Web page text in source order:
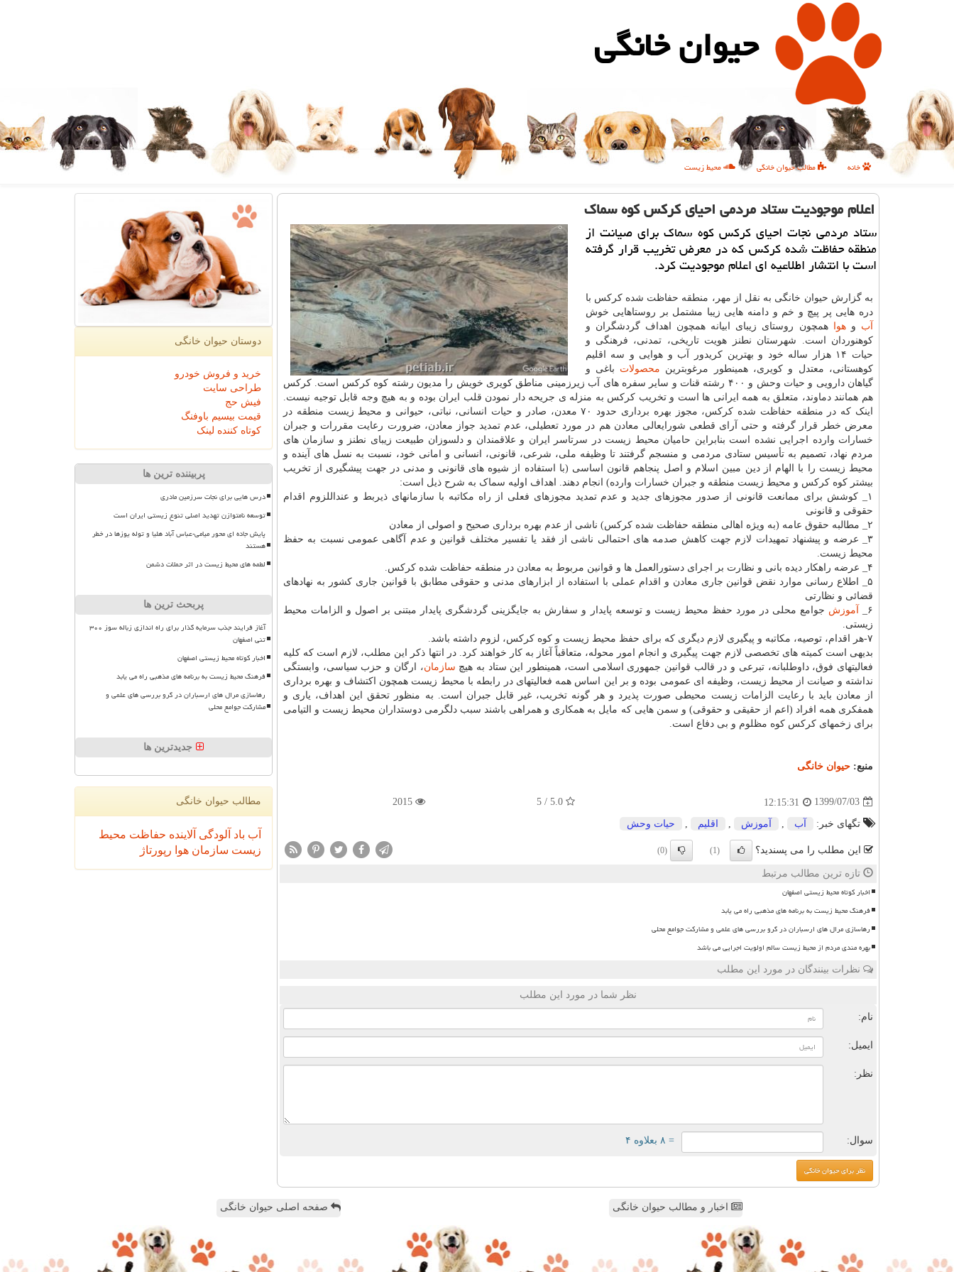
حیوان خانگی
خانه مطالب حیوان خانگی محیط زیست
اعلام موجودیت ستاد مردمی احیای كركس كوه سماك
ستاد مردمی نجات احیای كركس كوه سماك برای صیانت از
منطقه حفاظت شده كركس كه در معرض تخریب قرار گرفته
است با انتشار اطلاعیه ای اعلام موجودیت كرد.
به گزارش حیوان خانگی به نقل از مهر، منطقه حفاظت شده کرکس با
دره هایی پر پیچ و خم و دامنه هایی زیبا مشتمل بر روستاهایی خوش
آب وهوا
همچون روستای زیبای ابیانه همچون اهداف گردشگران و
کوهنوردان است. شهرستان نطنز هویت تاریخی، تمدنی، فرهنگی و
حیات ۱۴ هزار ساله خود و بهترین کریدور آب و هوایی و سه اقلیم
کوهستانی، معتدل و کویری، همینطور مرغوبترین محصولات باغی و
گیاهان دارویی و حیات وحش و ۴۰۰ رشته قنات و سایر سفره های آب زیرزمینی مناطق کویری خویش را مدیون رشته کوه کرکس است. کرکس
هم همانند دماوند، متعلق به همه ایرانی ها است و تخریب کرکس به منزله ی جریحه دار نمودن قلب ایران بوده و به هیچ وجه قابل توجیه نیست.
اینک که در منطقه حفاظت شده کرکس، مجوز بهره برداری حدود ۷۰ معدن، صادر و حیات انسانی، نباتی، حیوانی و محیط زیست منطقه در
معرض خطر قرار گرفته و حتی آرای قطعی شورایعالی معادن هم در مورد تعطیلی، عدم تمدید جواز معادن، ضرورت رعایت مقررات و جبران
خسارات وارده اجرایی نشده است بنابراین حامیان محیط زیست در سرتاسر ایران و علاقمندان و دلسوزان طبیعت زیبای نطنز و سازمان های
مردم نهاد، تصمیم به تأسیس ستادی مردمی و منسجم گرفتند تا وظیفه ملی، شرعی، قانونی، انسانی و امانی خود، نسبت به نسل های آینده و
محیط زیست را با الهام از دین مبین اسلام و اصل پنجاهم قانون اساسی (با استفاده از شیوه های قانونی و مدنی در جهت پیشگیری از تخریب
بیشتر کوه کرکس و محیط زیست منطقه و جبران خسارات وارده) انجام دهند. اهداف اولیه سماک به شرح ذیل است:
۱_ کوشش برای ممانعت قانونی از صدور مجوزهای جدید و عدم تمدید مجوزهای فعلی از راه مکاتبه با سازمانهای ذیربط و عنداللزوم اقدام
حقوقی و قانونی
۲_ مطالبه حقوق عامه (به ویژه اهالی منطقه حفاظت شده کرکس) ناشی از عدم بهره برداری صحیح و اصولی از معادن
۳_ عرضه و پیشنهاد تمهیدات لازم جهت کاهش صدمه های احتمالی ناشی از فقد یا تفسیر مختلف قوانین و عدم آگاهی عمومی نسبت به حفظ
محیط زیست.
۴_ عرضه راهکار دیده بانی و نظارت بر اجرای دستورالعمل ها و قوانین مربوط به معادن در منطقه حفاظت شده کرکس.
۵_ اطلاع رسانی موارد نقض قوانین جاری معادن و اقدام عملی با استفاده از ابزارهای مدنی و حقوقی مطابق با قوانین جاری کشور به نهادهای
قضائی و نظارتی
۶_
آموزش جوامع محلی در مورد حفظ محیط زیست و توسعه پایدار و سفارش به جایگزینی گردشگری پایدار مبتنی بر اصول و الزامات محیط
زیستی.
۷-هر اقدام، توصیه، مکاتبه و پیگیری لازم دیگری که برای حفظ محیط زیست و کوه کرکس، لزوم داشته باشد.
بدیهی است کمیته های تخصصی لازم جهت پیگیری و انجام امور محوله، متعاقباً آغاز به کار خواهند کرد. در انتها ذکر این مطلب، لازم است که کلیه
فعالیتهای فوق، داوطلبانه، تبرعی و در قالب قوانین جمهوری اسلامی است، همینطور این ستاد به هیچ سازمان، ارگان و حزب سیاسی، وابستگی
نداشته و صیانت از محیط زیست، وظیفه ای عمومی بوده و بر این اساس همه فعالیتهای در رابطه با محیط زیست همچون اکتشاف و بهره برداری
از معادن باید با رعایت الزامات زیست محیطی صورت پذیرد و هر گونه تخریب، غیر قابل جبران است. به منظور تحقق این اهداف، یاری و
همفکری همه افراد (اعم از حقیقی و حقوقی) و سمن هایی که مایل به همکاری و همراهی باشند سبب دلگرمی دوستداران محیط زیست و التیامی
برای زخمهای کرکس کوه مظلوم و بی دفاع است.
منبع: حیوان خانگی
1399/07/03
12:15:31
5.0 / 5
2015
تگهای خبر: آب آموزش اقلیم حیات وحش
این مطلب را می پسندید؟ (1)
(0)
تازه ترین مطالب مرتبط
اخبار کوتاه محیط زیستی اصفهان
فرهنگ محیط زیست به برنامه های مذهبی راه می یابد
رهاسازی مرال های ارسباران در گرو بررسی های علمی و مشارکت جوامع محلی
بهره مندی مردم از محیط زیست سالم اولویت اجرایی می باشد
نظرات بینندگان در مورد این مطلب
نظر شما در مورد این مطلب
نام:
ایمیل:
نظر:
سوال: = ۸ بعلاوه ۴
دوستان حیوان خانگی
خرید و فروش خودرو
طراحی سایت
فیش حج
قیمت بیسیم باوفنگ
کوتاه کننده لینک
پربیننده ترین ها
درس هایی برای نجات سرزمین مادری
توسعه نامتوازن تهدید اصلی تنوع زیستی ایران است
پایش جاده ای محور میامی-عباس آباد هلیا و توله یوزها در خطر
هستند
لطمه های محیط زیست در اثر حملات دشمن
پربحث ترین ها
آغاز فرایند جذب سرمایه گذار برای راه اندازی زباله سوز ۳۰۰
تنی اصفهان
اخبار کوتاه محیط زیستی اصفهان
فرهنگ محیط زیست به برنامه های مذهبی راه می یابد
رهاسازی مرال های ارسباران در گرو بررسی های علمی و
مشارکت جوامع محلی
جدیدترین ها
مطالب حیوان خانگی
آب باد آلودگی آلاینده حفاظت محیط
زیست سازمان هوا رپورتاژ
اخبار و مطالب حیوان خانگی صفحه اصلی حیوان خانگی